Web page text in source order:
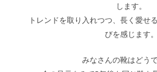
します。
トレンドを取り入れつつ、長く愛せ
びを感じます。
みなさんの靴はどう